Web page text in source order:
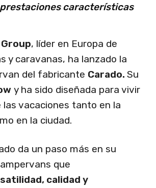
características
, líder en Europa de
y caravanas, ha lanzado la
del fabricante Carado. Su
y ha sido diseñada para vivir
vacaciones tanto en la
en la ciudad.
da un paso más en su
que
calidad y